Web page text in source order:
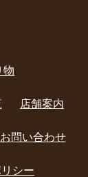
物
店舗案内
お問い合わせ
シー